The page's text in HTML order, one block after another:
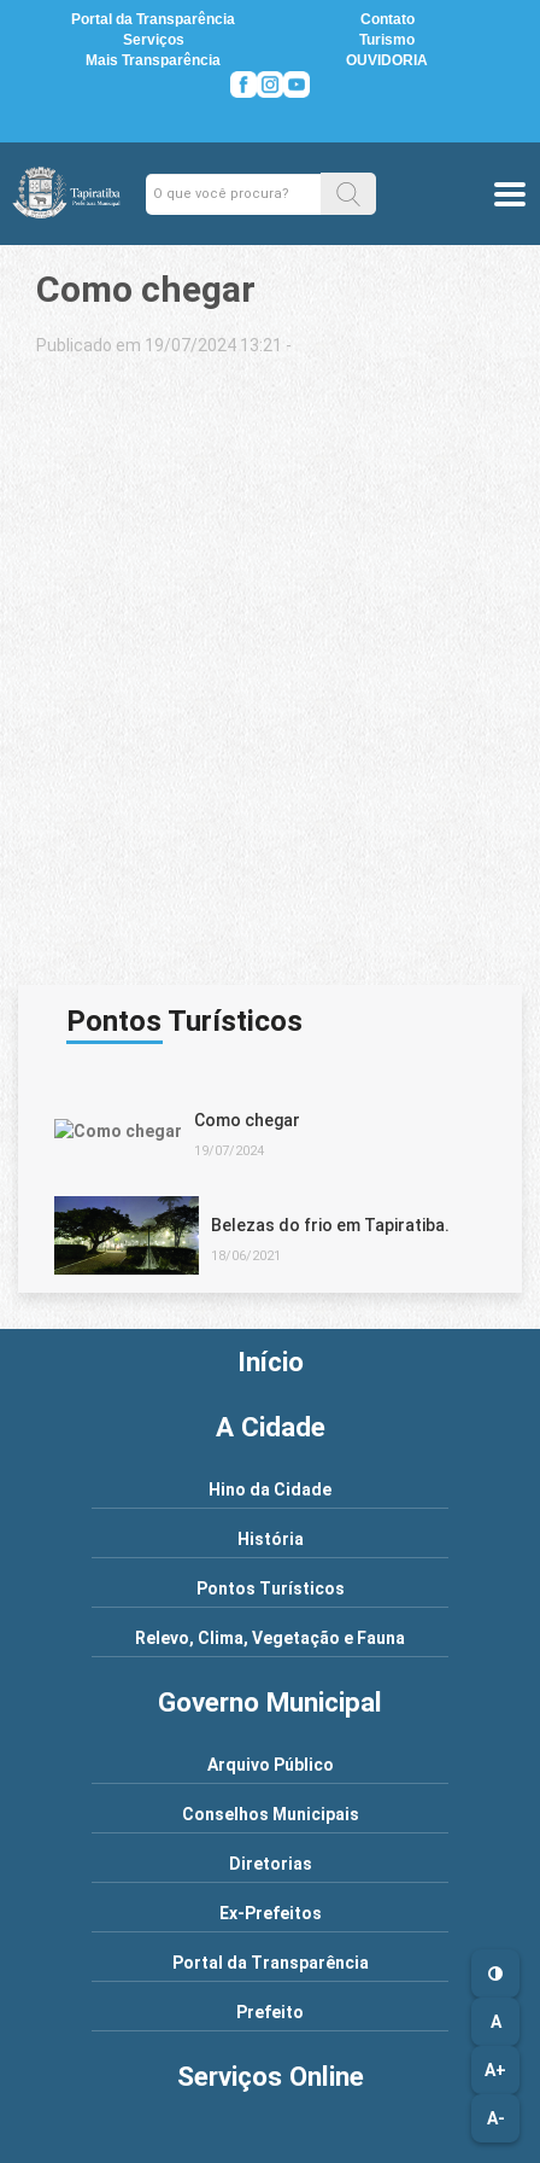
Portal da Transparência
Contato
Serviços
Turismo
Mais Transparência
OUVIDORIA
A
A+
A-
Como chegar
Publicado em 19/07/2024 13:21 -
Pontos Turísticos
Como chegar
19/07/2024
Belezas do frio em Tapiratiba.
18/06/2021
Início
A Cidade
Hino da Cidade
História
Pontos Turísticos
Relevo, Clima, Vegetação e Fauna
Governo Municipal
Arquivo Público
Conselhos Municipais
Diretorias
Ex-Prefeitos
Portal da Transparência
Prefeito
Serviços Online